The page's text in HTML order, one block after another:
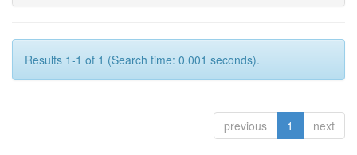
Results 1-1 of 1 (Search time: 0.001 seconds).
previous 1 next